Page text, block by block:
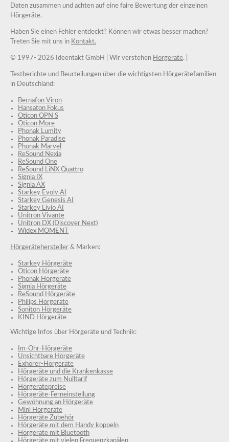
Daten zusammen und achten auf eine faire Bewertung der einzelnen
Hörgeräte.
Haben Sie einen Fehler entdeckt? Können wir etwas besser machen?
Treten Sie mit uns in Kontakt.
© 1997- 2026 Ideentakt GmbH | Wir verstehen Hörgeräte. |
Testberichte und Beurteilungen über die wichtigsten Hörgerätefamilien
in Deutschland:
Bernafon Viron
Hansaton Fokus
Oticon OPN S
Oticon More
Phonak Lumity
Phonak Paradise
Phonak Marvel
ReSound Nexia
ReSound One
ReSound LiNX Quattro
Signia IX
Signia AX
Starkey Evolv AI
Starkey Genesis AI
Starkey Livio AI
Unitron Vivante
Unitron DX (Discover Next)
Widex MOMENT
Hörgerätehersteller & Marken:
Starkey Hörgeräte
Oticon Hörgeräte
Phonak Hörgeräte
Signia Hörgeräte
ReSound Hörgeräte
Philips Hörgeräte
Soniton Hörgeräte
KIND Hörgeräte
Wichtige Infos über Hörgeräte und Technik:
Im-Ohr-Hörgeräte
Unsichtbare Hörgeräte
Exhörer-Hörgeräte
Hörgeräte und die Krankenkasse
Hörgeräte zum Nulltarif
Hörgerätepreise
Hörgeräte-Ferneinstellung
Gewöhnung an Hörgeräte
Mini Hörgeräte
Hörgeräte Zubehör
Hörgeräte mit dem Handy koppeln
Hörgeräte mit Bluetooth